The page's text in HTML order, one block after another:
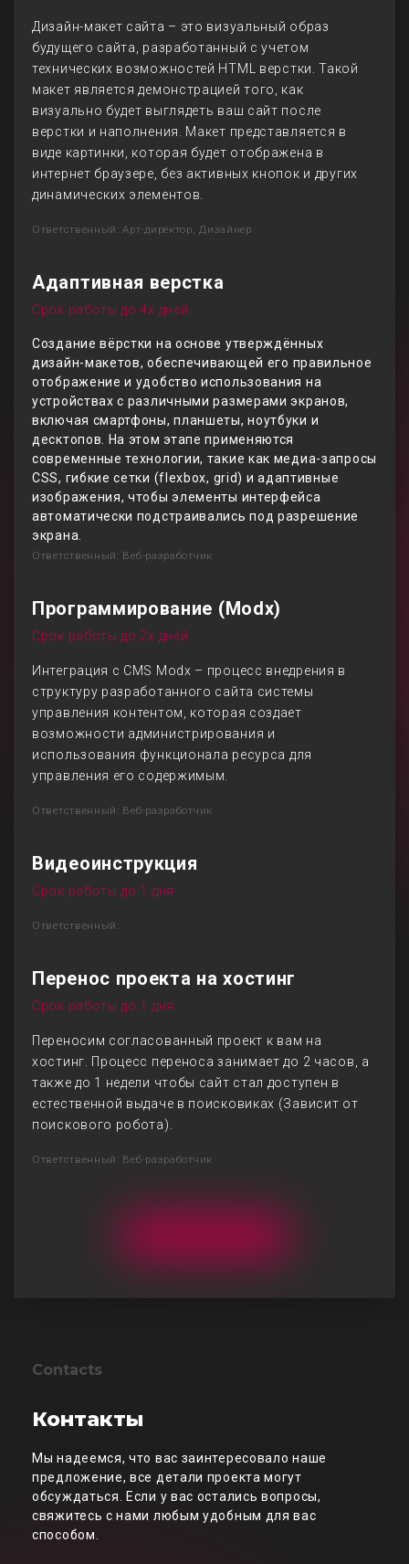
Дизайн-макет сайта – это визуальный образ
будущего сайта, разработанный с учетом
технических возможностей HTML верстки. Такой
макет является демонстрацией того, как
визуально будет выглядеть ваш сайт после
верстки и наполнения. Макет представляется в
виде картинки, которая будет отображена в
интернет браузере, без активных кнопок и других
динамических элементов.
Ответственный: Арт-директор, Дизайнер
Адаптивная верстка
Срок работы до 4х дней
Создание вёрстки на основе утверждённых
дизайн-макетов, обеспечивающей его правильное
отображение и удобство использования на
устройствах с различными размерами экранов,
включая смартфоны, планшеты, ноутбуки и
десктопов. На этом этапе применяются
современные технологии, такие как медиа-запросы
CSS, гибкие сетки (flexbox, grid) и адаптивные
изображения, чтобы элементы интерфейса
автоматически подстраивались под разрешение
экрана.
Ответственный: Веб-разработчик
Программирование (Modx)
Срок работы до 2х дней
Интеграция с CMS Modx – процесс внедрения в
структуру разработанного сайта системы
управления контентом, которая создает
возможности администрирования и
использования функционала ресурса для
управления его содержимым.
Ответственный: Веб-разработчик
Видеоинструкция
Срок работы до 1 дня
Ответственный:
Перенос проекта на хостинг
Срок работы до 1 дня
Переносим согласованный проект к вам на
хостинг. Процесс переноса занимает до 2 часов, а
также до 1 недели чтобы сайт стал доступен в
естественной выдаче в поисковиках (Зависит от
поискового робота).
Ответственный: Веб-разработчик
Contacts
Контакты
Мы надеемся, что вас заинтересовало наше
предложение, все детали проекта могут
обсуждаться. Если у вас остались вопросы,
свяжитесь с нами любым удобным для вас
способом.